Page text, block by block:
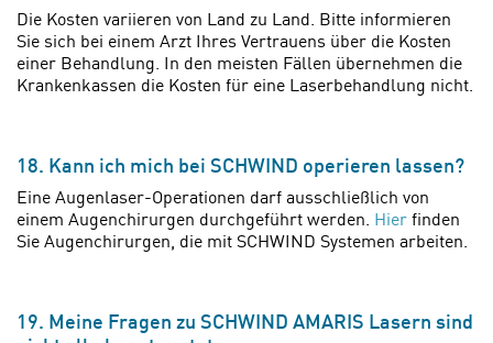
Die Kosten variieren von Land zu Land. Bitte informieren
Sie sich bei einem Arzt Ihres Vertrauens über die Kosten
einer Behandlung. In den meisten Fällen übernehmen die
Krankenkassen die Kosten für eine Laserbehandlung nicht.
18. Kann ich mich bei SCHWIND operieren lassen?
Eine Augenlaser-Operationen darf ausschließlich von
einem Augenchirurgen durchgeführt werden. Hier finden
Sie Augenchirurgen, die mit SCHWIND Systemen arbeiten.
19. Meine Fragen zu SCHWIND AMARIS Lasern sind